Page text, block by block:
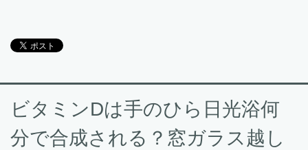
ビタミンDは手のひら日光浴何
分で合成される？窓ガラス越し